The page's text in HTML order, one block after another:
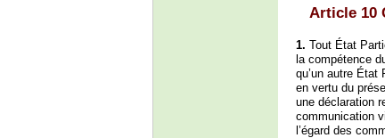
Article 10
1. Tout État
la compétence
qu’un autre
en vertu du
une déclaration
communication
l’égard des